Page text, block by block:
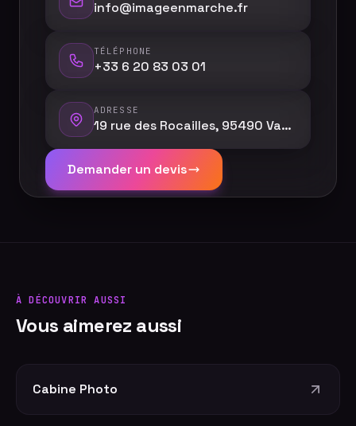
info@imageenmarche.fr
TÉLÉPHONE
+33 6 20 83 03 01
ADRESSE
19 rue des Rocailles, 95490 Vauréal
Demander un devis
À DÉCOUVRIR AUSSI
Vous aimerez aussi
Cabine Photo